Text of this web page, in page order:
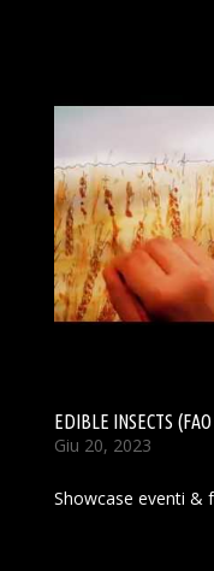
EDIBLE INSECTS
Giu 20, 2023
Showcase eventi &